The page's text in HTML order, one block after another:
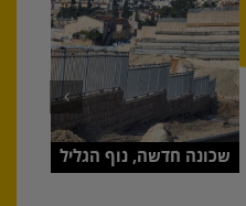
שכונה חדשה, נוף הגליל